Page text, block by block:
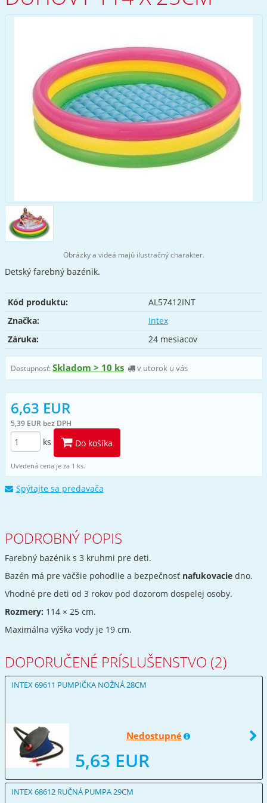
Obrázky a videá majú ilustračný charakter.
Detský farebný bazénik.
Kód produktu:
AL57412INT
Značka:
Intex
Záruka:
24 mesiacov
Dostupnosť:Skladom > 10 ks v utorok u vás
6,63 EUR
5,39 EUR bez DPH
ks Do košíka
Uvedená cena je za 1 ks.
Spýtajte sa predavača
PODROBNÝ POPIS
Farebný bazénik s 3 kruhmi pre deti.
Bazén má pre väčšie pohodlie a bezpečnosť nafukovaciedno.
Vhodné pre deti od 3 rokov pod dozorom dospelej osoby.
Rozmery: 114 × 25 cm.
Maximálna výška vody je 19 cm.
DOPORUČENÉ PRÍSLUŠENSTVO (2)
INTEX 69611 PUMPIČKA NOŽNÁ 28CM
Nedostupné
5,63 EUR
INTEX 68612 RUČNÁ PUMPA 29CM